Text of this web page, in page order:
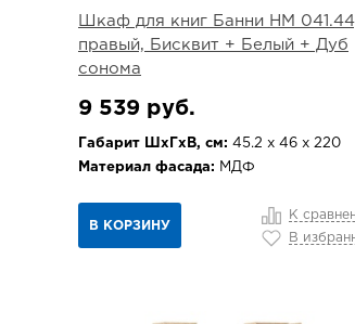
Шкаф для книг Банни НМ
правый, Бисквит + Белый + Дуб
сонома
9 539 руб.
Габарит ШхГхВ, см: 45.2 х 46 х 220
Материал фасада: МДФ
В КОРЗИНУ
К
В